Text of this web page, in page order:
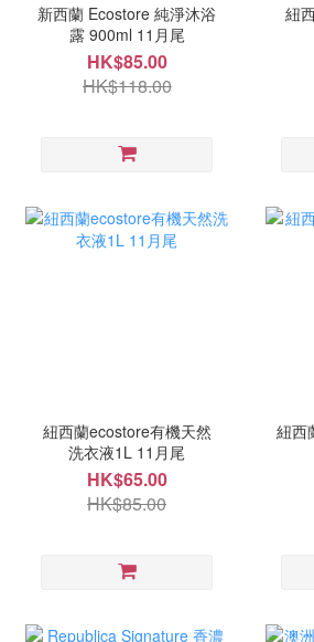
新西蘭 Ecostore 純淨沐浴
露 900ml 11月尾
HK$85.00
HK$118.00
紐
紐西蘭ecostore有機天然
洗衣液1L 11月尾
HK$65.00
HK$85.00
紐西